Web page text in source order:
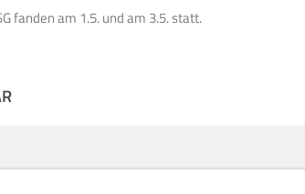
fanden am 1.5. und am 3.5. statt.